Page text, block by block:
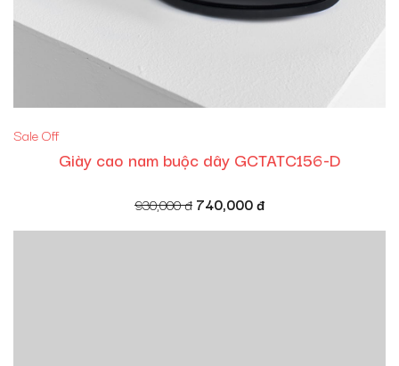
Sale Off
Giày cao nam buộc dây GCTATC156-D
930,000đ Giá
gốc
740,000đGiá
hiện